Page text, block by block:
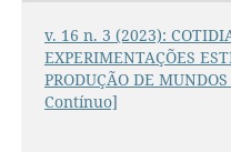
v. 16 n. 3 (2023):
EXPERIMENTAÇÕES
PRODUÇÃO DE
Contínuo]